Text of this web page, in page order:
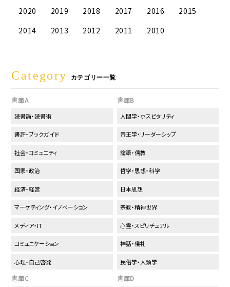
2020
2019 2018 2017 2016
2015
2014
2013 2012 2011 2010
Category カテゴリー一覧
書庫A
読書論・読書術
書評・ブックガイド
社会・コミュニティ
国家・政治
経済・経営
マーケティング・イノベーション
メディア・IT
コミュニケーション
心理・自己啓発
書庫B
人間学・ホスピタリティ
帝王学・リーダーシップ
論語・儒教
哲学・思想・科学
日本思想
宗教・精神世界
心霊・スピリチュアル
神話・儀礼
民俗学・人類学
書庫C 書庫D